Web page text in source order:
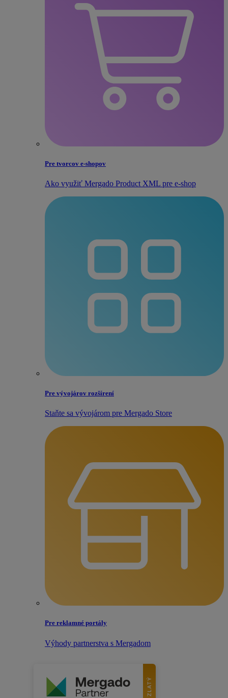
Pre tvorcov e‑shopov
Ako využiť Mergado Product XML pre e‑shop
Pre vývojárov rozšírení
Staňte sa vývojárom pre Mergado Store
Pre reklamné portály
Výhody partnerstva s Mergadom